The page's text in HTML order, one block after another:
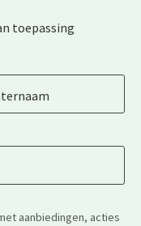
toepassing
aanbiedingen, acties